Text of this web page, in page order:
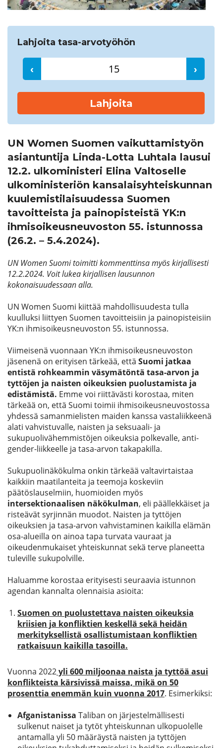
Lahjoita tasa-arvotyöhön
‹ ›
Lahjoita
UN Women Suomen vaikuttamistyön
asiantuntija Linda-Lotta Luhtala lausui
12.2. ulkoministeri Elina Valtoselle
ulkoministeriön kansalaisyhteiskunnan
kuulemistilaisuudessa Suomen
tavoitteista ja painopisteistä YK:n
ihmisoikeusneuvoston 55. istunnossa
(26.2. – 5.4.2024).
UN Women Suomi toimitti kommenttinsa myös kirjallisesti
12.2.2024. Voit lukea kirjallisen lausunnon
kokonaisuudessaan alla.
UN Women Suomi kiittää mahdollisuudesta tulla
kuulluksi liittyen Suomen tavoitteisiin ja painopisteisiin
YK:n ihmisoikeusneuvoston 55. istunnossa.
Viimeisenä vuonnaan YK:n ihmisoikeusneuvoston
jäsenenä on erityisen tärkeää, että Suomi jatkaa
entistä rohkeammin väsymätöntä tasa-arvon ja
tyttöjen ja naisten oikeuksien puolustamista ja
edistämistä. Emme voi riittävästi korostaa, miten
tärkeää on, että Suomi toimii ihmisoikeusneuvostossa
yhdessä samanmielisten maiden kanssa vastaliikkeenä
alati vahvistuvalle, naisten ja seksuaali- ja
sukupuolivähemmistöjen oikeuksia polkevalle, anti-
gender-liikkeelle ja tasa-arvon takapakilla.
Sukupuolinäkökulma onkin tärkeää valtavirtaistaa
kaikkiin maatilanteita ja teemoja koskeviin
päätöslauselmiin, huomioiden myös
intersektionaalisen näkökulman, eli päällekkäiset ja
risteävät syrjinnän muodot. Naisten ja tyttöjen
oikeuksien ja tasa-arvon vahvistaminen kaikilla elämän
osa-alueilla on ainoa tapa turvata vauraat ja
oikeudenmukaiset yhteiskunnat sekä terve planeetta
tuleville sukupolville.
Haluamme korostaa erityisesti seuraavia istunnon
agendan kannalta olennaisia asioita:
Suomen on puolustettava naisten oikeuksia
kriisien ja konfliktien keskellä sekä heidän
merkityksellistä osallistumistaan konfliktien
ratkaisuun kaikilla tasoilla.
Vuonna 2022yli 600 miljoonaa naista ja tyttöä asui
konflikteista kärsivissä maissa, mikä on 50
prosenttia enemmän kuin vuonna 2017. Esimerkiksi:
Afganistanissa Taliban on järjestelmällisesti
sulkenut naiset ja tytöt yhteiskunnan ulkopuolelle
antamalla yli 50 määräystä naisten ja tyttöjen